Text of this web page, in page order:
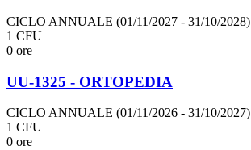
CICLO ANNUALE (01/11/2027 - 31/10/2028)
1 CFU
0 ore
UU-1325 - ORTOPEDIA
CICLO ANNUALE (01/11/2026 - 31/10/2027)
1 CFU
0 ore